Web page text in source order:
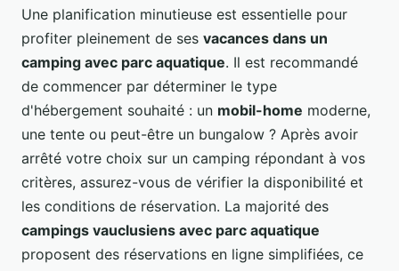
Une planification minutieuse est essentielle pour
profiter pleinement de ses vacances dans un
camping avec parc aquatique. Il est recommandé
de commencer par déterminer le type
d'hébergement souhaité : un mobil-home moderne,
une tente ou peut-être un bungalow ? Après avoir
arrêté votre choix sur un camping répondant à vos
critères, assurez-vous de vérifier la disponibilité et
les conditions de réservation. La majorité des
campings vauclusiens avec parc aquatique
proposent des réservations en ligne simplifiées, ce